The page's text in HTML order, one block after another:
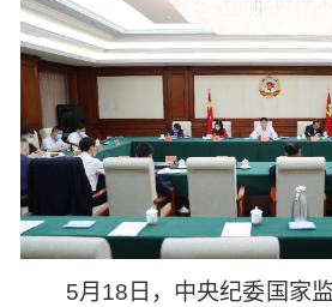
党派团体 市县政协
5月18日，中央纪委国家监